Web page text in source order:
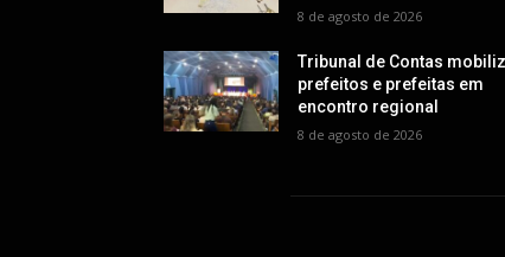
8 de agosto de 2026
Tribunal de Contas
prefeitos e prefeitas em
encontro regional
8 de agosto de 2026